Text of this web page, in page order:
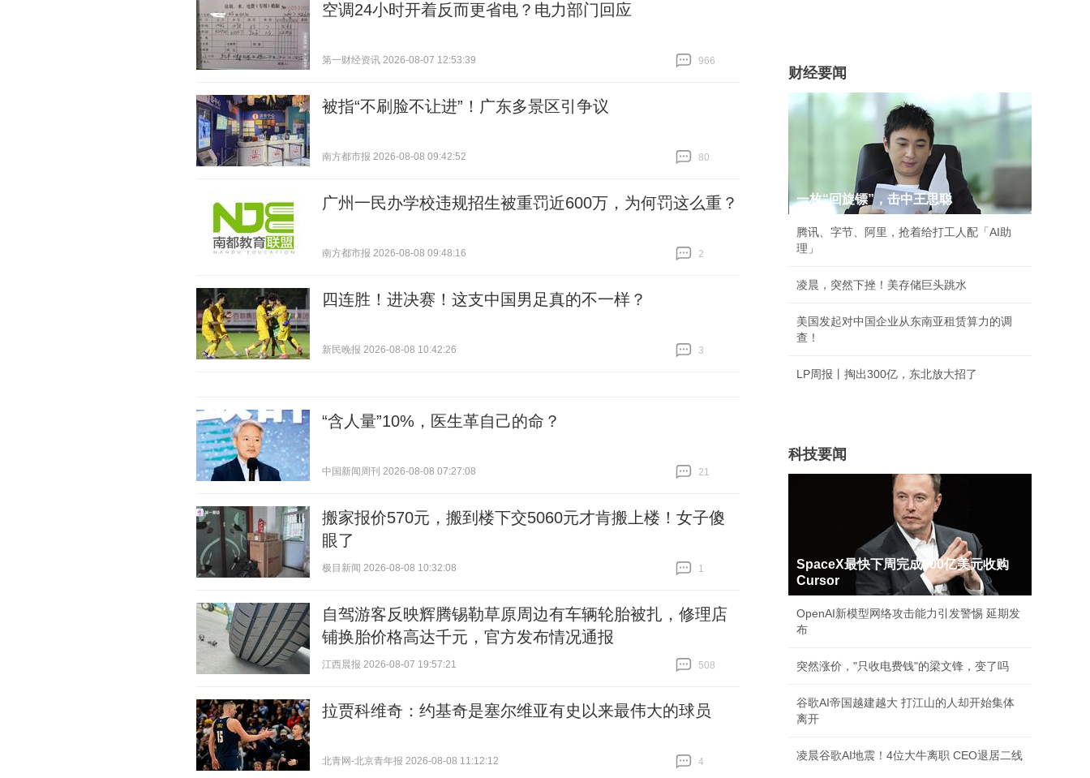
空调24小时开着反而更省电？电力部门回应
第一财经资讯 2026-08-07 12:53:39
966
被指“不刷脸不让进”！广东多景区引争议
南方都市报 2026-08-08 09:42:52
80
广州一民办学校违规招生被重罚近600万，为何罚这么重？
南方都市报 2026-08-08 09:48:16
2
四连胜！进决赛！这支中国男足真的不一样？
新民晚报 2026-08-08 10:42:26
3
“含人量”10%，医生革自己的命？
中国新闻周刊 2026-08-08 07:27:08
21
搬家报价570元，搬到楼下交5060元才肯搬上楼！女子傻
眼了
极目新闻 2026-08-08 10:32:08
1
自驾游客反映辉腾锡勒草原周边有车辆轮胎被扎，修理店
铺换胎价格高达千元，官方发布情况通报
江西晨报 2026-08-07 19:57:21
508
拉贾科维奇：约基奇是塞尔维亚有史以来最伟大的球员
北青网-北京青年报 2026-08-08 11:12:12
4
财经要闻
一枚“回旋镖”，击中王思聪
腾讯、字节、阿里，抢着给打工人配「AI助
理」
凌晨，突然下挫！美存储巨头跳水
美国发起对中国企业从东南亚租赁算力的调
查！
LP周报丨掏出300亿，东北放大招了
科技要闻
SpaceX最快下周完成600亿美元收购
Cursor
OpenAI新模型网络攻击能力引发警惕 延期发
布
突然涨价，"只收电费钱"的梁文锋，变了吗
谷歌AI帝国越建越大 打江山的人却开始集体
离开
凌晨谷歌AI地震！4位大牛离职 CEO退居二线